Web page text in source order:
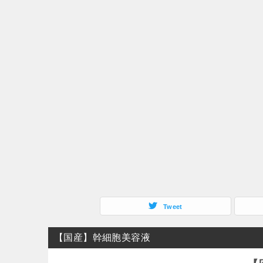
Tweet
【国産】幹細胞美容液